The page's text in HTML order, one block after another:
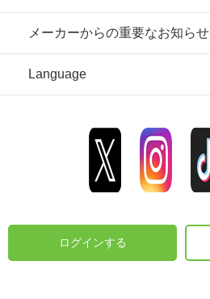
メーカーからの重要なお知らせ
Language
ログインする